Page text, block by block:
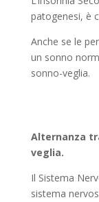
patogenesi, è
Anche se le
un sonno
sonno-veglia.
Alternanza
veglia.
Il Sistema
sistema